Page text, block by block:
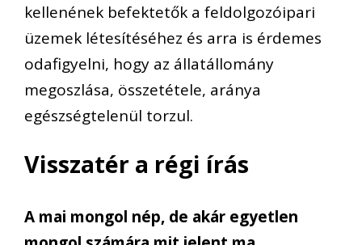
kellenének befektetők a feldolgozóipari
üzemek létesítéséhez és arra is érdemes
odafigyelni, hogy az állatállomány
megoszlása, összetétele, aránya
egészségtelenül torzul.
Visszatér a régi írás
A mai mongol nép, de akár egyetlen